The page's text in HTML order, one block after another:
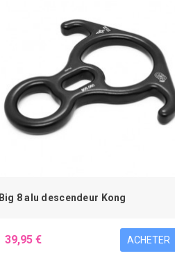
Big 8 alu descendeur Kong
39,95 € ACHETER